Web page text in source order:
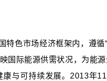
色市场经济框架内，遵循
国际能源供需状况，为能
与可持续发展。2013年